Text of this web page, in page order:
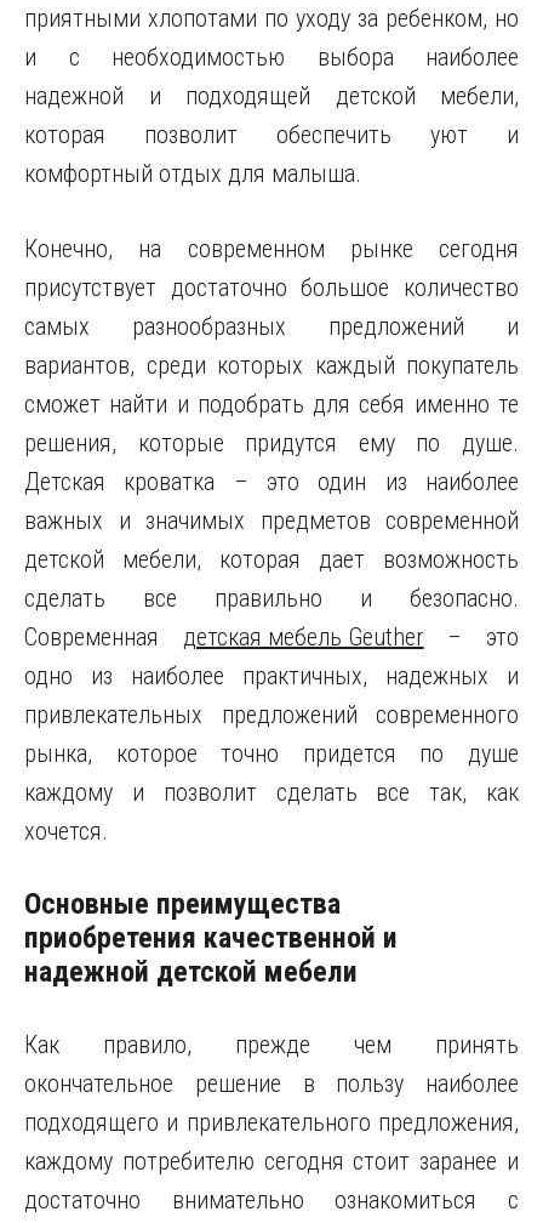
приятными хлопотами по уходу за ребенком, но
и с необходимостью выбора наиболее
надежной и подходящей детской мебели,
которая позволит обеспечить уют и
комфортный отдых для малыша.
Конечно, на современном рынке сегодня
присутствует достаточно большое количество
самых разнообразных предложений и
вариантов, среди которых каждый покупатель
сможет найти и подобрать для себя именно те
решения, которые придутся ему по душе.
Детская кроватка – это один из наиболее
важных и значимых предметов современной
детской мебели, которая дает возможность
сделать все правильно и безопасно.
Современная детская мебель Geuther – это
одно из наиболее практичных, надежных и
привлекательных предложений современного
рынка, которое точно придется по душе
каждому и позволит сделать все так, как
хочется.
Основные преимущества
приобретения качественной и
надежной детской мебели
Как правило, прежде чем принять
окончательное решение в пользу наиболее
подходящего и привлекательного предложения,
каждому потребителю сегодня стоит заранее и
достаточно внимательно ознакомиться с